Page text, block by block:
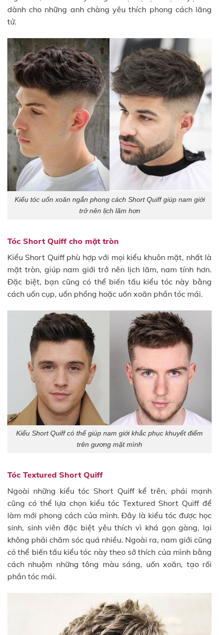
dành cho những anh chàng yêu thích phong cách lãng
tử.
Kiểu tóc uốn xoăn ngắn phong cách Short Quiff giúp nam giới
trở nên lịch lãm hơn
Tóc Short Quiff cho mặt tròn
Kiểu Short Quiff phù hợp với mọi kiểu khuôn mặt, nhất là
mặt tròn, giúp nam giới trở nên lịch lãm, nam tính hơn.
Đặc biệt, bạn cũng có thể biến tấu kiểu tóc này bằng
cách uốn cụp, uốn phồng hoặc uốn xoăn phần tóc mái.
Kiểu Short Quiff có thể giúp nam giới khắc phục khuyết điểm
trên gương mặt mình
Tóc Textured Short Quiff
Ngoài những kiểu tóc Short Quiff kể trên, phái mạnh
cũng có thể lựa chọn kiểu tóc Textured Short Quiff để
làm mới phong cách của mình. Đây là kiểu tóc được học
sinh, sinh viên đặc biệt yêu thích vì khá gọn gàng, lại
không phải chăm sóc quá nhiều. Ngoài ra, nam giới cũng
có thể biến tấu kiểu tóc này theo sở thích của mình bằng
cách nhuộm những tông màu sáng, uốn xoăn, tạo rối
phần tóc mái.